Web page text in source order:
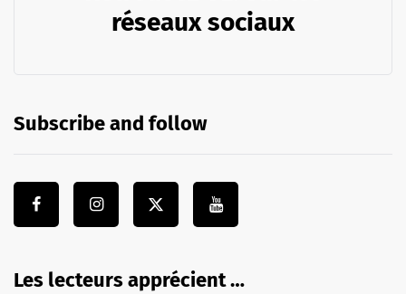
réseaux sociaux
Subscribe and follow
Les lecteurs apprécient …